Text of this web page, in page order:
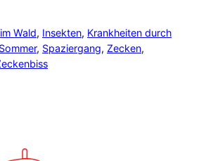
im Wald, Insekten, Krankheiten durch
Sommer, Spaziergang, Zecken